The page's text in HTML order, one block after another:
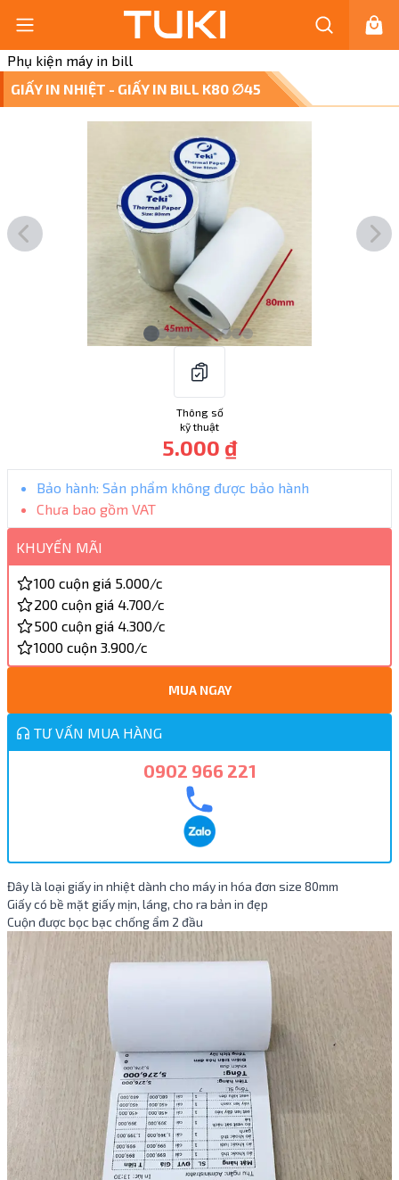
Phụ kiện máy in bill
GIẤY IN NHIỆT - GIẤY IN BILL K80 ∅45
Thông số
kỹ thuật
5.000 ₫
Bảo hành: Sản phẩm không được bảo hành
Chưa bao gồm VAT
KHUYẾN MÃI
100 cuộn giá 5.000/c
200 cuộn giá 4.700/c
500 cuộn giá 4.300/c
1000 cuộn 3.900/c
MUA NGAY
TƯ VẤN MUA HÀNG
0902 966 221
Đây là loại giấy in nhiệt dành cho máy in hóa đơn size 80mm
Giấy có bề mặt giấy mịn, láng, cho ra bản in đẹp
Cuộn được bọc bạc chống ẩm 2 đầu